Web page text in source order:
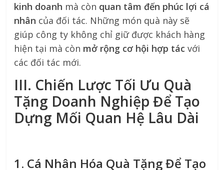
kinh doanh mà còn quan tâm đến phúc lợi cá
nhân của đối tác. Những món quà này sẽ
giúp công ty không chỉ giữ được khách hàng
hiện tại mà còn mở rộng cơ hội hợp tác với
các đối tác mới.
III. Chiến Lược Tối Ưu Quà
Tặng Doanh Nghiệp Để Tạo
Dựng Mối Quan Hệ Lâu Dài
1. Cá Nhân Hóa Quà Tặng Để Tạo